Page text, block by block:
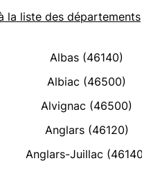
la liste des départements
Albas (46140)
Albiac (46500)
Alvignac (46500)
Anglars (46120)
Anglars-Juillac